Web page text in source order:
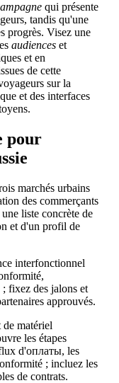
qui présente
tandis qu'une
progrès. Visez une
audiences et
et en
de cette
sur la
et des interfaces
pour
marchés urbains
des commerçants
liste concrète de
et d'un profil de
interfonctionnel
fixez des jalons et
approuvés.
matériel
les étapes
d'оплаты, les
; incluez les
de contrats.